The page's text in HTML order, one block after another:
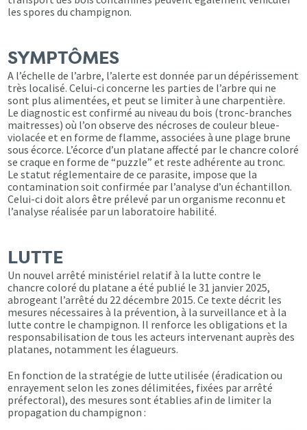
les spores du champignon.
SYMPTÔMES
A l’échelle de l’arbre, l’alerte est donnée par un dépérissement
très localisé. Celui-ci concerne les parties de l’arbre qui ne
sont plus alimentées, et peut se limiter à une charpentière.
Le diagnostic est confirmé au niveau du bois (tronc-branches
maitresses) où l’on observe des nécroses de couleur bleue-
violacée et en forme de flamme, associées à une plage brune
sous écorce. L’écorce d’un platane affecté par le chancre coloré
se craque en forme de “puzzle” et reste adhérente au tronc.
Le statut réglementaire de ce parasite, impose que la
contamination soit confirmée par l’analyse d’un échantillon.
Celui-ci doit alors être prélevé par un organisme reconnu et
l’analyse réalisée par un laboratoire habilité.
LUTTE
Un nouvel arrêté ministériel relatif à la lutte contre le
chancre coloré du platane a été publié le 31 janvier 2025,
abrogeant l’arrêté du 22 décembre 2015. Ce texte décrit les
mesures nécessaires à la prévention, à la surveillance et à la
lutte contre le champignon. Il renforce les obligations et la
responsabilisation de tous les acteurs intervenant auprès des
platanes, notamment les élagueurs.
En fonction de la stratégie de lutte utilisée (éradication ou
enrayement selon les zones délimitées, fixées par arrêté
préfectoral), des mesures sont établies afin de limiter la
propagation du champignon :